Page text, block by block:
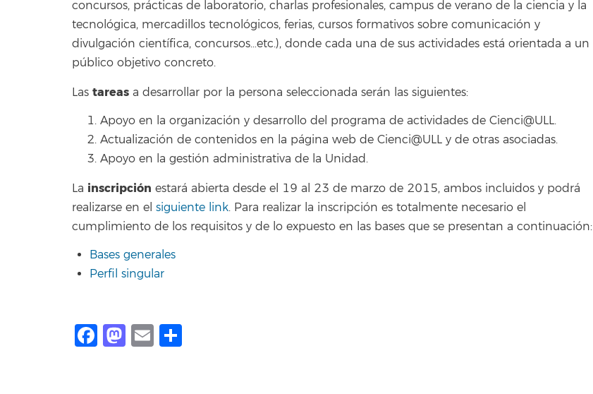
concursos, prácticas de laboratorio, charlas profesionales, campus de verano de la ciencia y la
tecnológica, mercadillos tecnológicos, ferias, cursos formativos sobre comunicación y
divulgación científica, concursos…etc.), donde cada una de sus actividades está orientada a un
público objetivo concreto.
Las tareas a desarrollar por la persona seleccionada serán las siguientes:
Apoyo en la organización y desarrollo del programa de actividades de Cienci@ULL.
Actualización de contenidos en la página web de Cienci@ULL y de otras asociadas.
Apoyo en la gestión administrativa de la Unidad.
La inscripción estará abierta desde el 19 al 23 de marzo de 2015, ambos incluidos y podrá
realizarse en el siguiente link. Para realizar la inscripción es totalmente necesario el
cumplimiento de los requisitos y de lo expuesto en las bases que se presentan a continuación:
Bases generales
Perfil singular
Facebook
Mastodon
Email